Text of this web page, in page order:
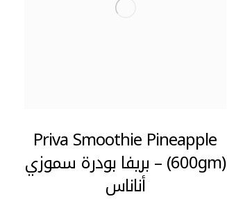
Priva Smoothie Pineapple
(600gm) – بريفا بودرة سموزي
أناناس